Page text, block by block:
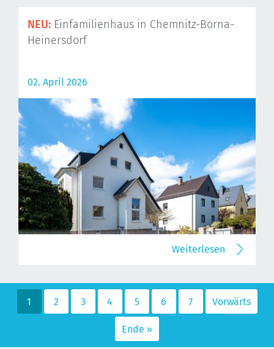
NEU: Einfamilienhaus in Chemnitz-Borna-
Heinersdorf
02. April 2026
Weiterlesen
1 2 3 4 5 6 7 Vorwärts
Ende »